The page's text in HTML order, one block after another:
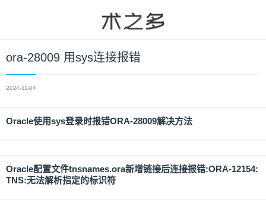
ora-28009 用sys连接报错
2024-11-04
Oracle使用sys登录时报错ORA-28009解决方法
Oracle配置文件tnsnames.ora新增链接后连接报错:ORA-12154:
TNS:无法解析指定的标识符